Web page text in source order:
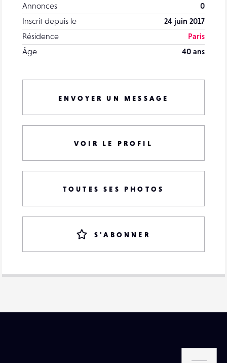
Annonces
0
Inscrit depuis le
24 juin 2017
Résidence
Paris
Âge
40 ans
ENVOYER UN MESSAGE
VOIR LE PROFIL
TOUTES SES PHOTOS
S'ABONNER